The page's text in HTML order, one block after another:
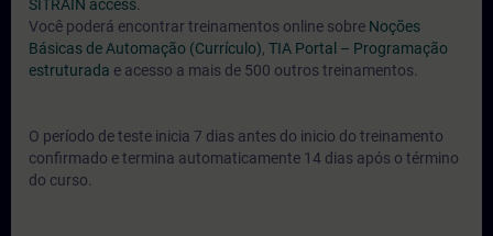
SITRAIN access.
Você poderá encontrar treinamentos online sobre Noções
Básicas de Automação (Currículo), TIA Portal – Programação
estruturada e acesso a mais de 500 outros treinamentos.
O período de teste inicia 7 dias antes do inicio do treinamento
confirmado e termina automaticamente 14 dias após o término
do curso.